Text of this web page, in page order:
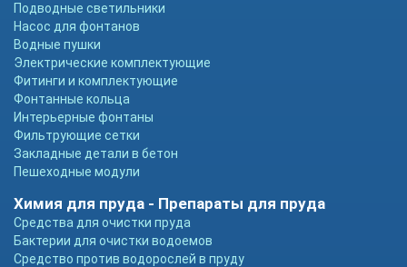
Подводные светильники
Насос для фонтанов
Водные пушки
Электрические комплектующие
Фитинги и комплектующие
Фонтанные кольца
Интерьерные фонтаны
Фильтрующие сетки
Закладные детали в бетон
Пешеходные модули
Химия для пруда - Препараты для пруда
Средства для очистки пруда
Бактерии для очистки водоемов
Средство против водорослей в пруду